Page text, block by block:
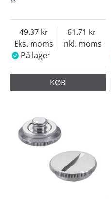
Eks. moms
49.37
Inkl. moms
61.71
På lager
KØB